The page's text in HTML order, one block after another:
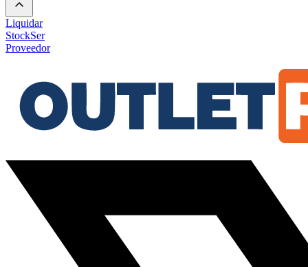
Liquidar
StockSer
Proveedor